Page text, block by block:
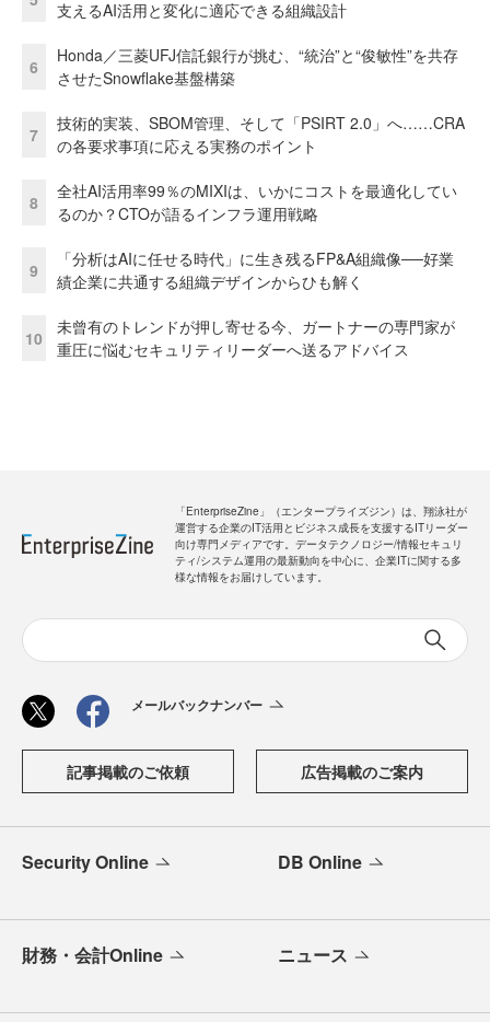
支えるAI活用と変化に適応できる組織設計
6
Honda／三菱UFJ信託銀行が挑む、“統治”と“俊敏性”を共存
させたSnowflake基盤構築
7
技術的実装、SBOM管理、そして「PSIRT 2.0」へ……CRA
の各要求事項に応える実務のポイント
8
全社AI活用率99％のMIXIは、いかにコストを最適化してい
るのか？CTOが語るインフラ運用戦略
9
「分析はAIに任せる時代」に生き残るFP&A組織像──好業
績企業に共通する組織デザインからひも解く
10
未曾有のトレンドが押し寄せる今、ガートナーの専門家が
重圧に悩むセキュリティリーダーへ送るアドバイス
「EnterpriseZine」（エンタープライズジン）は、翔泳社が
運営する企業のIT活用とビジネス成長を支援するITリーダー
向け専門メディアです。データテクノロジー/情報セキュリ
ティ/システム運用の最新動向を中心に、企業ITに関する多
様な情報をお届けしています。
メールバックナンバー
記事掲載のご依頼 広告掲載のご案内
Security Online DB Online
財務・会計Online ニュース